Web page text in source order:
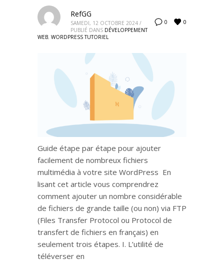
0 0
RefGG
SAMEDI, 12 OCTOBRE 2024 /
PUBLIÉ DANS DÉVELOPPEMENT
WEB, WORDPRESS TUTORIEL
Guide étape par étape pour ajouter
facilement de nombreux fichiers
multimédia à votre site WordPress En
lisant cet article vous comprendrez
comment ajouter un nombre considérable
de fichiers de grande taille (ou non) via FTP
(Files Transfer Protocol ou Protocol de
transfert de fichiers en français) en
seulement trois étapes. I. L’utilité de
téléverser en